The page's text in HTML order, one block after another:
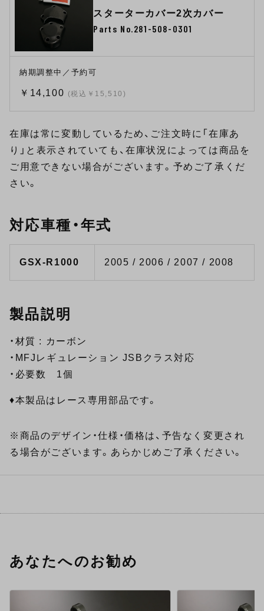
スターターカバー2次カバー
Parts No.281-508-0301
納期調整中／予約可
￥14,100 (税込￥15,510)
在庫は常に変動しているため、ご注文時に「在庫あ
り」と表示されていても、在庫状況によっては商品を
ご用意できない場合がございます。予めご了承くだ
さい。
対応車種・年式
GSX-R1000 2005 / 2006 / 2007 / 2008
製品説明
・材質 : カーボン
・MFJレギュレーション JSBクラス対応
・必要数 1個
♦本製品はレース専用部品です。
※商品のデザイン・仕様・価格は、予告なく変更され
る場合がございます。あらかじめご了承ください。
あなたへのお勧め